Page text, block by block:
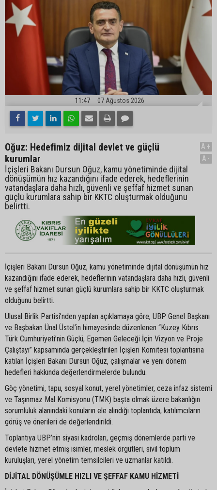
11:47 07 Ağustos 2026
Oğuz: Hedefimiz dijital devlet ve güçlü
kurumlar
İçişleri Bakanı Dursun Oğuz, kamu yönetiminde dijital
dönüşümün hız kazandığını ifade ederek, hedeflerinin
vatandaşlara daha hızlı, güvenli ve şeffaf hizmet sunan
güçlü kurumlara sahip bir KKTC oluşturmak olduğunu
belirtti.
A+
A-
İçişleri Bakanı Dursun Oğuz, kamu yönetiminde dijital dönüşümün hız
kazandığını ifade ederek, hedeflerinin vatandaşlara daha hızlı, güvenli
ve şeffaf hizmet sunan güçlü kurumlara sahip bir KKTC oluşturmak
olduğunu belirtti.
Ulusal Birlik Partisi’nden yapılan açıklamaya göre, UBP Genel Başkanı
ve Başbakan Ünal Üstel’in himayesinde düzenlenen “Kuzey Kıbrıs
Türk Cumhuriyeti’nin Güçlü, Egemen Geleceği İçin Vizyon ve Proje
Çalıştayı” kapsamında gerçekleştirilen İçişleri Komitesi toplantısına
katılan İçişleri Bakanı Dursun Oğuz, çalışmalar ve yeni dönem
hedefleri hakkında değerlendirmelerde bulundu.
Göç yönetimi, tapu, sosyal konut, yerel yönetimler, ceza infaz sistemi
ve Taşınmaz Mal Komisyonu (TMK) başta olmak üzere bakanlığın
sorumluluk alanındaki konuların ele alındığı toplantıda, katılımcıların
görüş ve önerileri de değerlendirildi.
Toplantıya UBP’nin siyasi kadroları, geçmiş dönemlerde parti ve
devlete hizmet etmiş isimler, meslek örgütleri, sivil toplum
kuruluşları, yerel yönetim temsilcileri ve uzmanlar katıldı.
DİJİTAL DÖNÜŞÜMLE HIZLI VE ŞEFFAF KAMU HİZMETİ